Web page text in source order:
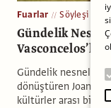
Fuarlar Söyleşi
Gündelik
Vasconcelos’la
Gündelik nesneleri
dönüştüren Joana
kültürler arası bir